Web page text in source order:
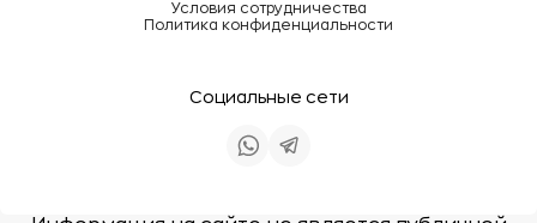
Условия сотрудничества
Политика конфиденциальности
Социальные сети